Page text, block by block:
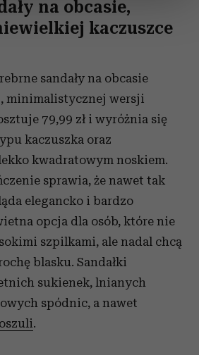
Deklaracji plików cookie możesz
zgodę w dowolnej chwili.
cookie do spersonalizowania treści
funkcje społecznościowe i
witrynie. Informacje o tym, jak
udostępniamy partnerom
i analitycznym.
te informacje z innymi danymi
lub uzyskanymi podczas
na obcasie,
kaczuszce
sandały na obcasie
minimalistycznej wersji
79,99 zł i wyróżnia się
kaczuszka oraz
kwadratowym noskiem.
sprawia, że nawet tak
elegancko i bardzo
opcja dla osób, które nie
szpilkami, ale nadal chcą
blasku. Sandałki
sukienek, lnianych
spódnic, a nawet
.